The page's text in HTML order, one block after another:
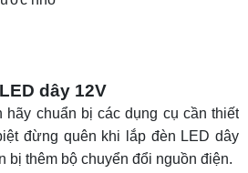
dây 12V
chuẩn bị các dụng cụ cần thiết
đừng quên khi lắp đèn LED dây
bị thêm bộ chuyển đổi nguồn điện.